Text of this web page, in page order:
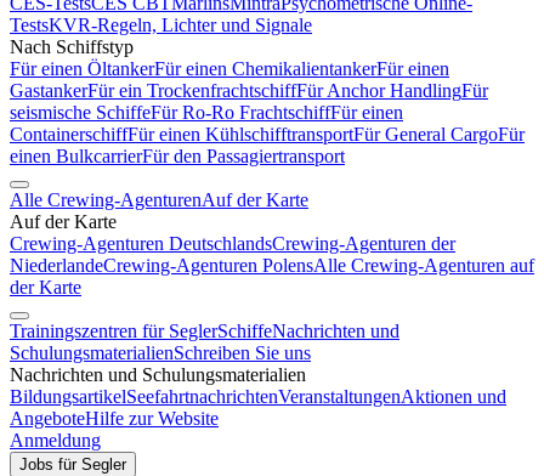
TestsKVR-Regeln, Lichter und Signale
Nach Schiffstyp
Für einen ÖltankerFür einen ChemikalientankerFür einen
GastankerFür ein TrockenfrachtschiffFür Anchor HandlingFür
seismische SchiffeFür Ro-Ro FrachtschiffFür einen
ContainerschiffFür einen KühlschifftransportFür General CargoFür
einen BulkcarrierFür den Passagiertransport
Alle Crewing-AgenturenAuf der Karte
Auf der Karte
Crewing-Agenturen DeutschlandsCrewing-Agenturen der
NiederlandeCrewing-Agenturen PolensAlle Crewing-Agenturen auf
der Karte
Trainingszentren für SeglerSchiffeNachrichten und
SchulungsmaterialienSchreiben Sie uns
Nachrichten und Schulungsmaterialien
BildungsartikelSeefahrtnachrichtenVeranstaltungenAktionen und
AngeboteHilfe zur Website
Anmeldung
Jobs für Segler